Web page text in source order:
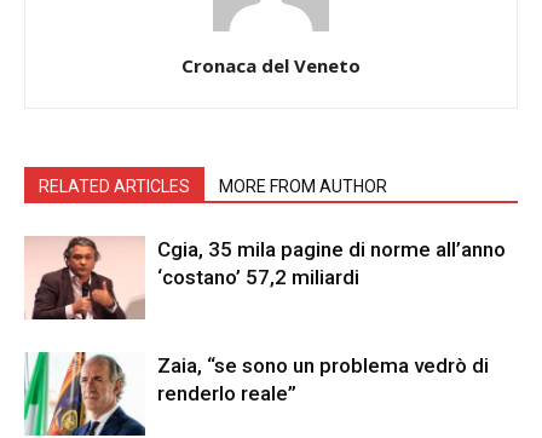
Cronaca del Veneto
RELATED ARTICLES MORE FROM AUTHOR
Cgia, 35 mila pagine di norme all’anno
‘costano’ 57,2 miliardi
Zaia, “se sono un problema vedrò di
renderlo reale”